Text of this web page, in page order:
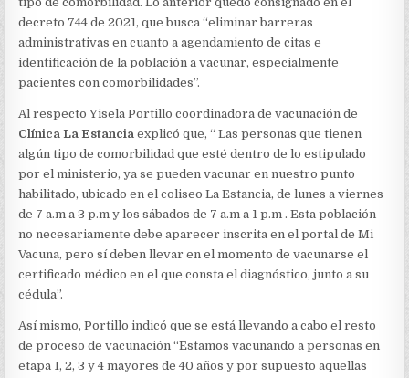
PUEDEN
VACUNARSE
decreto 744 de 2021, que busca “eliminar barreras
administrativas en cuanto a agendamiento de citas e
identificación de la población a vacunar, especialmente
pacientes con comorbilidades”.
Al respecto Yisela Portillo coordinadora de vacunación de
Clínica La Estanciaexplicó que, “ Las personas que tienen
algún tipo de comorbilidad que esté dentro de lo estipulado
por el ministerio, ya se pueden vacunar en nuestro punto
habilitado, ubicado en el coliseo La Estancia, de lunes a viernes
de 7 a.m a 3 p.m y los sábados de 7 a.m a 1 p.m . Esta población
no necesariamente debe aparecer inscrita en el portal de Mi
Vacuna, pero sí deben llevar en el momento de vacunarse el
certificado médico en el que consta el diagnóstico, junto a su
cédula”.
Así mismo, Portillo indicó que se está llevando a cabo el resto
de proceso de vacunación “Estamos vacunando a personas en
etapa 1, 2, 3 y 4 mayores de 40 años y por supuesto aquellas